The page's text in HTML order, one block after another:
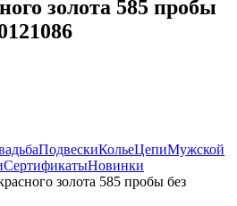
золота 585 пробы
ПодвескиКольеЦепиМужской
СертификатыНовинки
золота 585 пробы без